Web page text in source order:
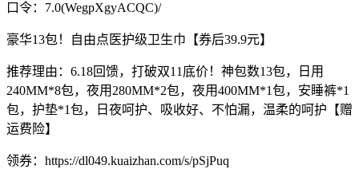
口令：7.0(WegpXgyACQC)/
豪华13包！自由点医护级卫生巾【券后39.9元】
推荐理由：6.18回馈，打破双11底价！神包数13包，日用
240MM*8包，夜用280MM*2包，夜用400MM*1包，安睡裤*1
包，护垫*1包，日夜呵护、吸收好、不怕漏，温柔的呵护【赠
运费险】
领券：https://dl049.kuaizhan.com/s/pSjPuq